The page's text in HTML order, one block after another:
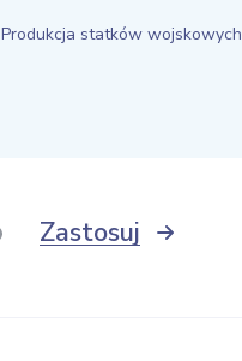
Produkcja statków wojskowych
Zastosuj